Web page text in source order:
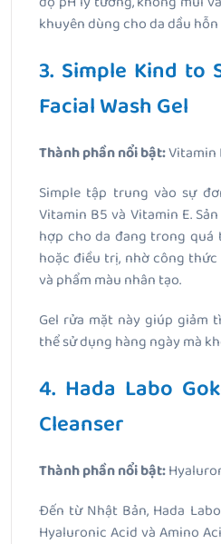
khuyên dùng cho da dầu
3. Simple Kind to
Facial Wash Gel
Thành phần nổi bật:Vitamin
Simple tập trung vào sự
Vitamin B5 và Vitamin E.
hợp cho da đang trong
hoặc điều trị, nhờ công
và phẩm màu nhân tạo.
Gel rửa mặt này giúp giảm
thể sử dụng hàng ngày mà
4. Hada Labo
Cleanser
Thành phần nổi bật:
Đến từ Nhật Bản, Hada
Hyaluronic Acid và Amino